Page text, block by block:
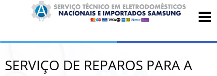
SERVIÇO DE REPAROS PARA A